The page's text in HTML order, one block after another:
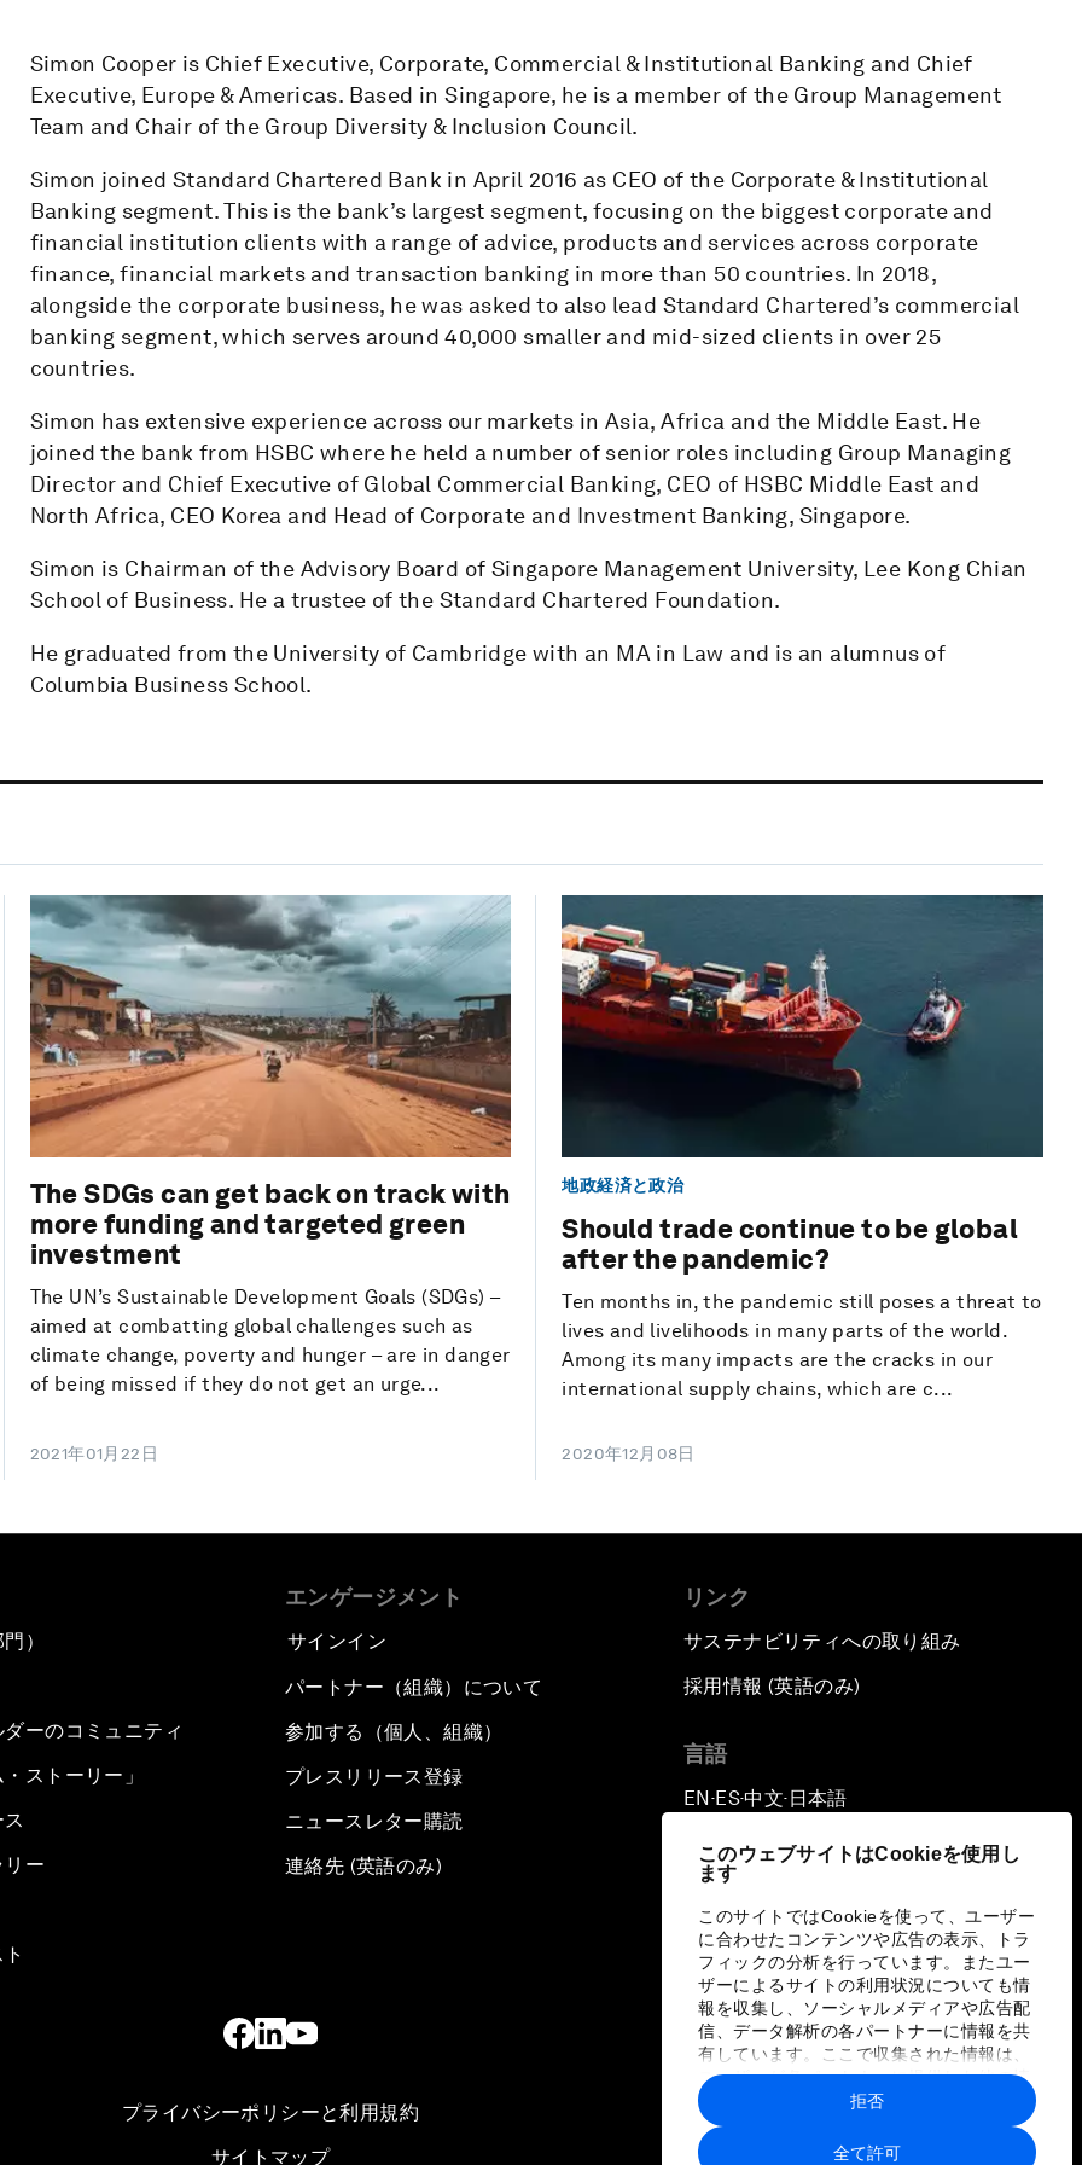
このウェブサイトはCookieを使用し
ます
このサイトではCookieを使って、ユーザー
に合わせたコンテンツや広告の表示、トラ
フィックの分析を行っています。またユー
ザーによるサイトの利用状況についても情
報を収集し、ソーシャルメディアや広告配
信、データ解析の各パートナーに情報を共
有しています。ここで収集された情報は、
ユーザーが各パートナーに提供した他の情
報や各パートナーのサービスを使用した際
に収集された情報と組み合わされ、各パー
トナーによって使用されることがありま
全て許可
拒否
Simon Cooper is Chief Executive, Corporate, Commercial & Institutional Banking and Chief
Executive, Europe & Americas. Based in Singapore, he is a member of the Group Management
Team and Chair of the Group Diversity & Inclusion Council.
Simon joined Standard Chartered Bank in April 2016 as CEO of the Corporate & Institutional
Banking segment. This is the bank’s largest segment, focusing on the biggest corporate and
financial institution clients with a range of advice, products and services across corporate
finance, financial markets and transaction banking in more than 50 countries. In 2018,
alongside the corporate business, he was asked to also lead Standard Chartered’s commercial
banking segment, which serves around 40,000 smaller and mid-sized clients in over 25
countries.
Simon has extensive experience across our markets in Asia, Africa and the Middle East. He
joined the bank from HSBC where he held a number of senior roles including Group Managing
Director and Chief Executive of Global Commercial Banking, CEO of HSBC Middle East and
North Africa, CEO Korea and Head of Corporate and Investment Banking, Singapore.
Simon is Chairman of the Advisory Board of Singapore Management University, Lee Kong Chian
School of Business. He a trustee of the Standard Chartered Foundation.
He graduated from the University of Cambridge with an MA in Law and is an alumnus of
Columbia Business School.
The SDGs can get back on track with
more funding and targeted green
investment
The UN’s Sustainable Development Goals (SDGs) –
aimed at combatting global challenges such as
climate change, poverty and hunger – are in danger
of being missed if they do not get an urge...
2021年01月22日
地政経済と政治
Should trade continue to be global
after the pandemic?
Ten months in, the pandemic still poses a threat to
lives and livelihoods in many parts of the world.
Among its many impacts are the cracks in our
international supply chains, which are c...
2020年12月08日
）
ーのコミュニティ
ストーリー」
ー
エンゲージメント
サインイン
パートナー（組織）について
参加する（個人、組織）
プレスリリース登録
ニュースレター購読
連絡先 (英語のみ)
リンク
サステナビリティへの取り組み
採用情報 (英語のみ)
言語
EN ▪ ES▪中文▪ 日本語
プライバシーポリシーと利用規約
サイトマップ